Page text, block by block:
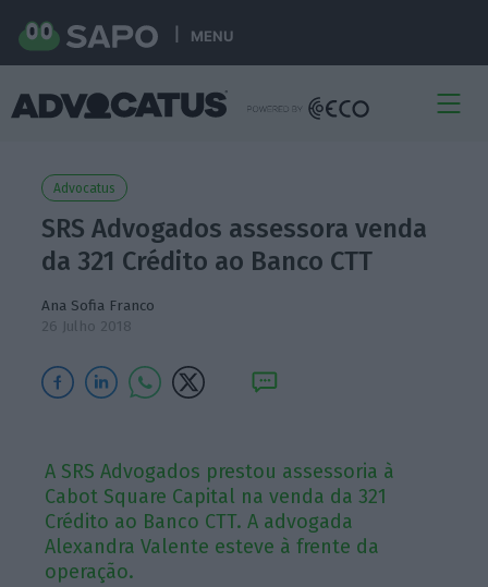
MENU
Advocatus
SRS Advogados assessora venda
da 321 Crédito ao Banco CTT
Ana Sofia Franco
26 Julho 2018
A SRS Advogados prestou assessoria à
Cabot Square Capital na venda da 321
Crédito ao Banco CTT. A advogada
Alexandra Valente esteve à frente da
operação.